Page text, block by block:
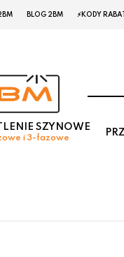
BLOG 2BM ⚡KODY
SZYNOWE
i 3-fazowe